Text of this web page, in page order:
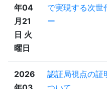
年04
月21
日 火
曜日
で実現する次世
ー
2026
認証局視点の証